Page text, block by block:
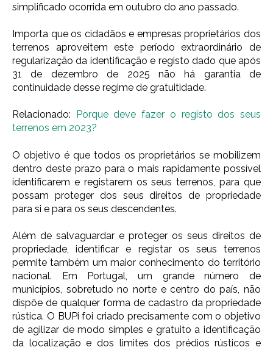
simplificado ocorrida em outubro do ano passado.
Importa que os cidadãos e empresas proprietários dos
terrenos aproveitem este período extraordinário de
regularização da identificação e registo dado que após
31 de dezembro de 2025 não há garantia de
continuidade desse regime de gratuitidade.
Relacionado:
Porque deve fazer o registo dos seus
terrenos em 2023?
O objetivo é que todos os proprietários se mobilizem
dentro deste prazo para o mais rapidamente possível
identificarem e registarem os seus terrenos, para que
possam proteger dos seus direitos de propriedade
para si e para os seus descendentes.
Além de salvaguardar e proteger os seus direitos de
propriedade, identificar e registar os seus terrenos
permite também um maior conhecimento do território
nacional. Em Portugal, um grande número de
municípios, sobretudo no norte e centro do país, não
dispõe de qualquer forma de cadastro da propriedade
rústica. O BUPi foi criado precisamente com o objetivo
de agilizar de modo simples e gratuito a identificação
da localização e dos limites dos prédios rústicos e